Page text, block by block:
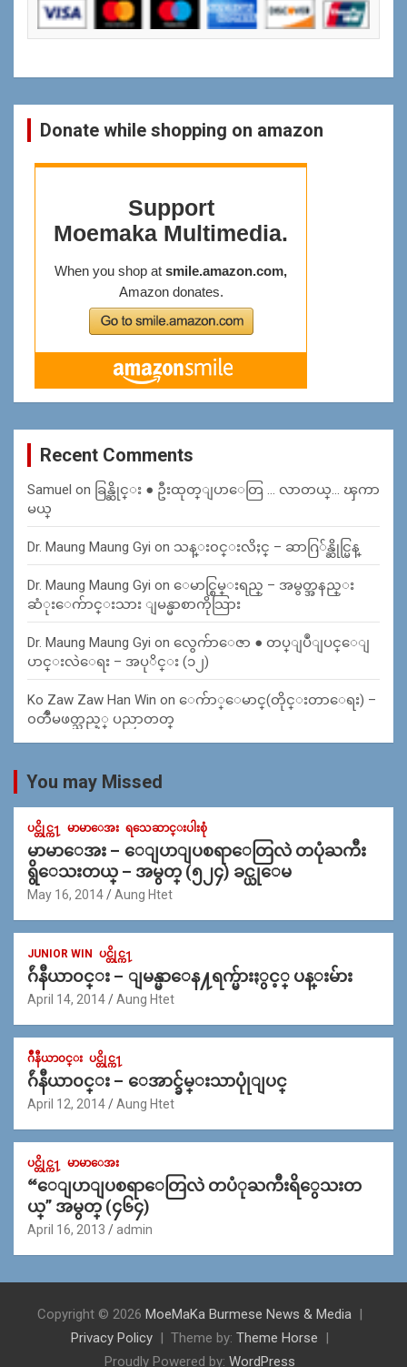
Donate while shopping on amazon
Recent Comments
Samuel on ခြန္ဆိုင္း ● ဦးထုတ္ျပာေတြ … လာတယ္… ၾကာ
မယ္
Dr. Maung Maung Gyi on သန္း၀င္းလိႈင္ – ဆာဂြ်န္ဆိုင္မြန္
Dr. Maung Maung Gyi on ေမာင္စြမ္းရည္ – အမွတ္အနည္း
ဆံုးေက်ာင္းသား ျမန္မာစာကိုသြား
Dr. Maung Maung Gyi on လွေက်ာေဇာ ● တပ္ျပဳျပင္ေျ
ပာင္းလဲေရး – အပုိင္း (၁၂)
Ko Zaw Zaw Han Win on ေက်ာ္ေမာင္(တိုင္းတာေရး) –
၀တၳဳမဖတ္သည့္ ပညာတတ္
You may Missed
ပင္တိုင္က႑ မာမာေအး ရသေဆာင္းပါးစုံ
မာမာေအး – ေျပာျပစရာေတြလဲ တပုံႀကီး
ရွိေသးတယ္ – အမွတ္ (၅၂၄) ခင္ယုေမ
May 16, 2014 Aung Htet
JUNIOR WIN ပင္တိုင္က႑
ဂ်ဴနီယာ၀င္း – ျမန္မာေန႔ရက္မ်ားႏွင့္ ပန္းမ်ား
April 14, 2014 Aung Htet
ဂ်ဳနီယာ၀င္း ပင္တိုင္က႑
ဂ်ဴနီယာ၀င္း – ေအာင္ခ်မ္းသာပုုံျပင္
April 12, 2014 Aung Htet
ပင္တိုင္က႑ မာမာေအး
“ေျပာျပစရာေတြလဲ တပံုႀကီးရိွေသးတ
ယ္” အမွတ္ (၄၆၄)
April 16, 2013 admin
Copyright © 2026 MoeMaKa Burmese News & Media
Privacy Policy
Theme by: Theme Horse
Proudly Powered by: WordPress